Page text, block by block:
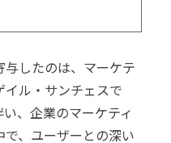
したのは、マーケテ
ル・サンチェスで
、企業のマーケティ
、ユーザーとの深い